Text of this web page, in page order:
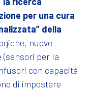
per una cura
della
nuove
per la
con capacità
di impostare